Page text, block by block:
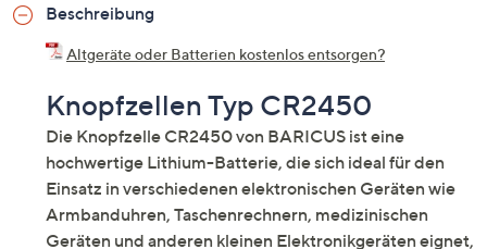
Beschreibung
Altgeräte oder Batterien kostenlos entsorgen?
Knopfzellen Typ CR2450
Die Knopfzelle CR2450 von BARICUS ist eine
hochwertige Lithium-Batterie, die sich ideal für den
Einsatz in verschiedenen elektronischen Geräten wie
Armbanduhren, Taschenrechnern, medizinischen
Geräten und anderen kleinen Elektronikgeräten eignet,